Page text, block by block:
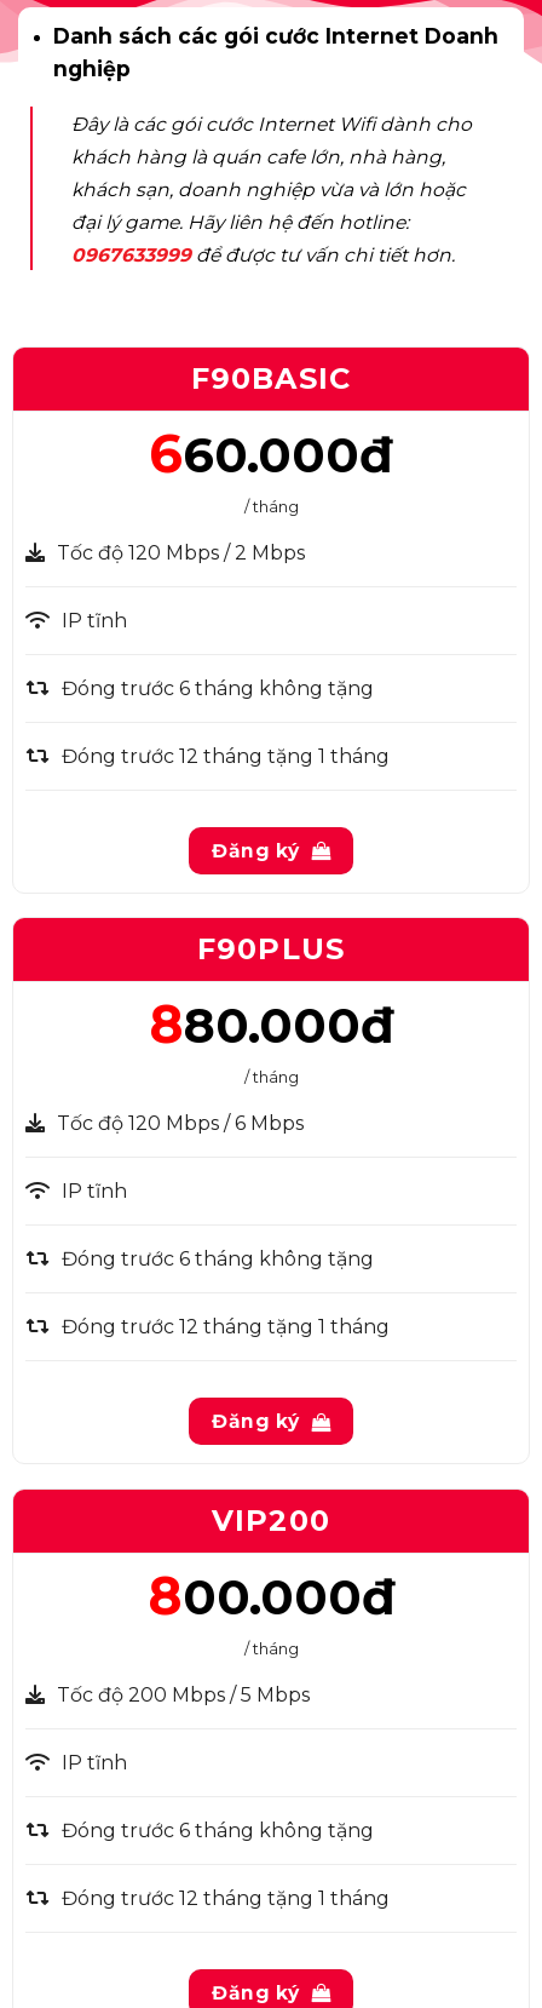
Danh sách các gói cước Internet Doanh
nghiệp
Đây là các gói cước Internet Wifi dành cho
khách hàng là quán cafe lớn, nhà hàng,
khách sạn, doanh nghiệp vừa và lớn hoặc
đại lý game. Hãy liên hệ đến hotline:
0967633999để được tư vấn chi tiết hơn.
F90BASIC
660.000đ
/ tháng
Tốc độ 120 Mbps / 2 Mbps
IP tĩnh
Đóng trước 6 tháng không tặng
Đóng trước 12 tháng tặng 1 tháng
Đăng ký
F90PLUS
880.000đ
/ tháng
Tốc độ 120 Mbps / 6 Mbps
IP tĩnh
Đóng trước 6 tháng không tặng
Đóng trước 12 tháng tặng 1 tháng
Đăng ký
VIP200
800.000đ
/ tháng
Tốc độ 200 Mbps / 5 Mbps
IP tĩnh
Đóng trước 6 tháng không tặng
Đóng trước 12 tháng tặng 1 tháng
Đăng ký